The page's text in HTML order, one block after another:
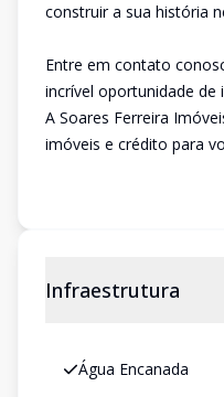
construir a sua história
Entre em contato
incrível oportunidade de
A Soares Ferreira
imóveis e crédito para
Infraestrutura
Água Encanada